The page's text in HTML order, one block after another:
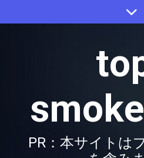
to
PR：本サイトは